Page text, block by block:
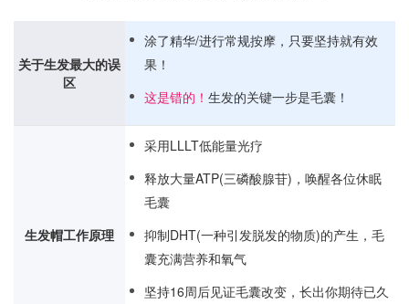
关于生发最大的误
区
涂了精华/进行常规按摩，只要坚持就有效
果！
这是错的！ 生发的关键一步是毛囊！
生发帽工作原理
采用LLLT低能量光疗
释放大量ATP(三磷酸腺苷)，唤醒各位休眠
毛囊
抑制DHT(一种引发脱发的物质)的产生，毛
囊充满营养和氧气
坚持16周后见证毛囊改变，长出你期待已久